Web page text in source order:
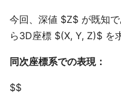
今回、深値 $Z$ が既知
ら3D座標 $(X, Y, Z)$ を
同次座標系での表現：
$$